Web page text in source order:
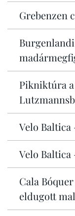
Grebenzen
Pikniktúra
Velo Baltica
Velo Baltica
Cala
eldugott